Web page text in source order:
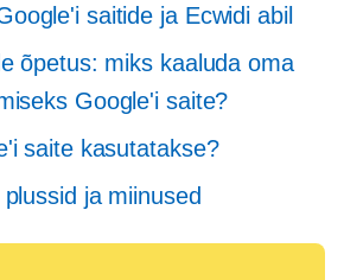
saitide ja Ecwidi abil
õpetus: miks kaaluda oma
Google'i saite?
saite kasutatakse?
ja miinused